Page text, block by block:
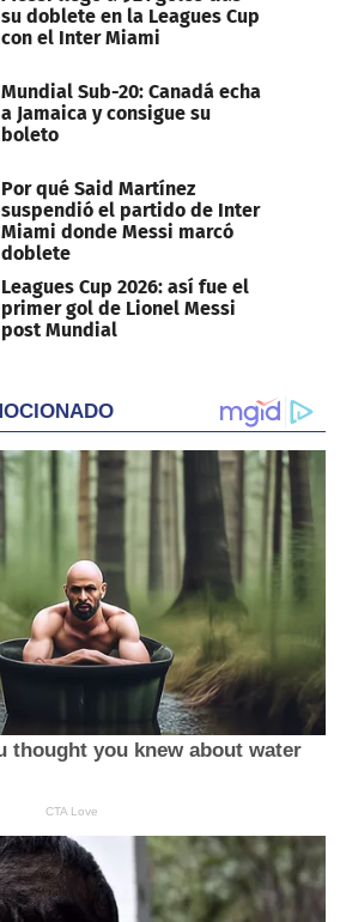
su doblete en la Leagues Cup
con el Inter Miami
Mundial Sub-20: Canadá echa
a Jamaica y consigue su
boleto
Por qué Said Martínez
suspendió el partido de Inter
Miami donde Messi marcó
doblete
Leagues Cup 2026: así fue el
primer gol de Lionel Messi
post Mundial